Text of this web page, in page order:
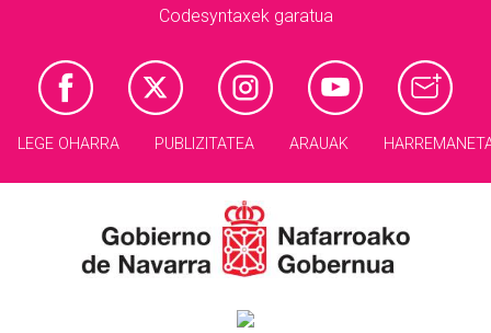
Codesyntaxek garatua
LEGE OHARRA PUBLIZITATEA ARAUAK